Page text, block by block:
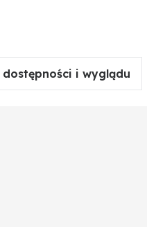
i wyglądu